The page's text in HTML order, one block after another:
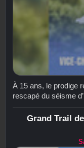
À 15 ans, le prodige
rescapé du séisme
Grand Trail